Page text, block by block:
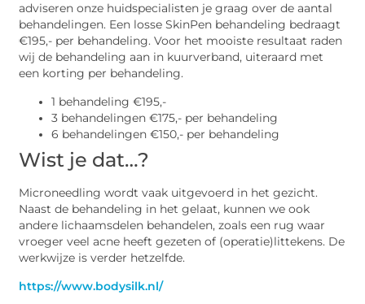
adviseren onze huidspecialisten je graag over de aantal
behandelingen. Een losse SkinPen behandeling bedraagt
€195,- per behandeling. Voor het mooiste resultaat raden
wij de behandeling aan in kuurverband, uiteraard met
een korting per behandeling.
1 behandeling €195,-
3 behandelingen €175,- per behandeling
6 behandelingen €150,- per behandeling
Wist je dat…?
Microneedling wordt vaak uitgevoerd in het gezicht.
Naast de behandeling in het gelaat, kunnen we ook
andere lichaamsdelen behandelen, zoals een rug waar
vroeger veel acne heeft gezeten of (operatie)littekens. De
werkwijze is verder hetzelfde.
https://www.bodysilk.nl/